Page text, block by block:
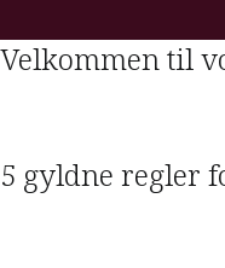
Velkommen til
5 gyldne regler